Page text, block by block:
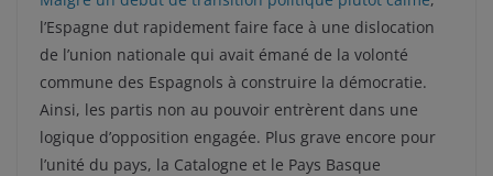
l’Espagne dut rapidement faire face à une dislocation
de l’union nationale qui avait émané de la volonté
commune des Espagnols à construire la démocratie.
Ainsi, les partis non au pouvoir entrèrent dans une
logique d’opposition engagée. Plus grave encore pour
l’unité du pays, la Catalogne et le Pays Basque